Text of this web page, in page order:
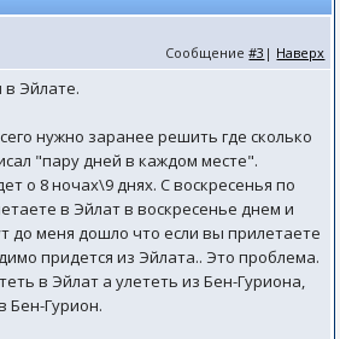
Сообщение#3 | Наверх
Эйлате.
нужно заранее решить где сколько
"пару дней в каждом месте".
о 8 ночах\9 днях. С воскресенья по
в Эйлат в воскресенье днем и
до меня дошло что если вы прилетаете
придется из Эйлата.. Это проблема.
в Эйлат а улететь из Бен-Гуриона,
Бен-Гурион.